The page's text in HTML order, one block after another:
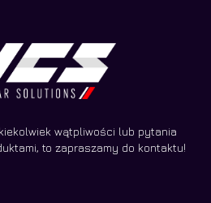
wątpliwości lub pytania
to zapraszamy do kontaktu!